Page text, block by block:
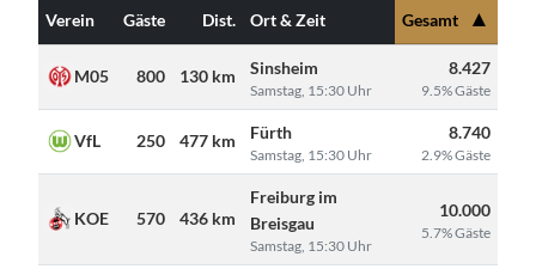
Verein Gäste Dist. Ort & Zeit Gesamt ▲
M05 800 130 km Sinsheim
Samstag, 15:30 Uhr
8.427
9.5% Gäste
VfL 250 477 km Fürth
Samstag, 15:30 Uhr
8.740
2.9% Gäste
KOE 570 436 km
Freiburg im
Breisgau
Samstag, 15:30 Uhr
10.000
5.7% Gäste